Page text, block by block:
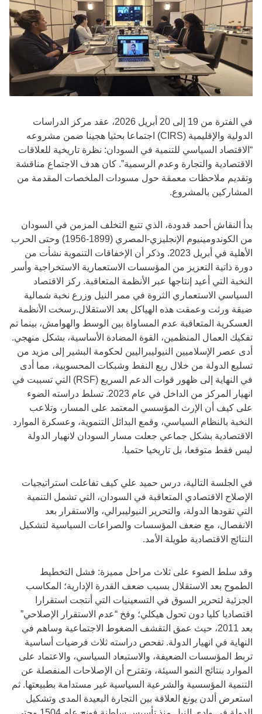
في الفترة من 19 إلى 20 أبريل 2026، عقد مركز الدراسات
الدولية والإقليمية (CIRS) اجتماعا بحثيا هجينا ضمن مشروعه
“الاقتصاد السياسي للتنمية في السودان: نظرة تاريخية للعلاقات
الاقتصادية والتجارة وعدم الرسمية”. كان هدف الاجتماع مناقشة
وتقديم ملاحظات معمقة حول مسودات الملخصات المقدمة من
المشاركين بالمشروع.
بدأ النقاش أحمد قدودة، الذي تتبع التخلف المزمن في السودان
من الكوندومينيوم الإنجليزي-المصري (1899-1956) وحتى الحرب
الأهلية في أبريل 2023. وذكر أن الإخفاقات التنموية نشأت من
دورة ذاتية التعزيز من المؤسسات الاستعمارية الاستخراجية وأسر
النخبة التي أعيد إنتاجها عبر الأنظمة المتعاقبة. ركز الاقتصاد
السياسي الاستعماري الثروة في ممر النيل وزرع نخبة شمالية
ضيقة ورثت وعمقت هذه الهياكل بعد الاستقلال.رسخت الأنظمة
العسكرية المتعاقبة عدم المساواة بين الوسط والهوامش، بينما تم
تفكيك العمال المنظمين، القوة المضادة الأساسية، بشكل منهجي.
أدى عصر الإسلاميين النيوليبراليين لحكومة البشير إلى مزيد من
تسليع الدولة من خلال ريع النفط وشبكات المحسوبية، مما أدى
في النهاية إلى ظهور قوات الدعم السريع (RSF) التي تسببت في
انهيار المركز من الداخل في عام 2023. تسلط دراسته الضوء
على كيف أن الإرث المؤسسي المعتمد على المسار، وتلاعب
النخبة بالنظام السياسي، وقمع البدائل التنموية، وعسكرة الموارد
الاقتصادية بشكل جماعي جعلت مسار السودان لانهيار الدولة
ليس فقط متوقعا، بل تاريخيا حتميا.
في الجلسة التالية، درس حميد علي كيف تفاعلت استراتيجيات
الإصلاح الاقتصادي المتعاقبة في السودان، التي تشمل التنمية
التي تقودها الدولة، والتحرير النيوليبرالي، والاستقرار بعد
الانفصال، مع ضعف المؤسسات والصراعات السياسية لتشكيل
النتائج الاقتصادية طويلة الأمد.
وقد سلط الضوء على ثلاث مراحل مميزة: فشل التخطيط
الطموح بعد الاستقلال بسبب ضعف القدرة الإدارية؛ المكاسب
الجزئية لتحرير السوق في التسعينيات التي أنتجت استقرارا
اقتصاديا كليا دون تحول هيكلي؛ وفخ “عدم الاستقرار الإصلاحي”
بعد 2011، حيث عمق التقشف الضغوط الاجتماعية وساهم في
النهاية في انهيار الدولة. تفحص دراسته ثلاث فرضيات أساسية
تربط المؤسسات الضعيفة، والاستبعاد السياسي، والاعتماد على
الموارد بنتائج النمو السيئة، وتقترح أن الإصلاحات المنفصلة عن
التنمية المؤسسية والشرعية السياسية غير مستدامة بطبيعتها. ثم
استعرض ألدن يونغ العلاقة بين التجارة البعيدة المدى وتشكيل